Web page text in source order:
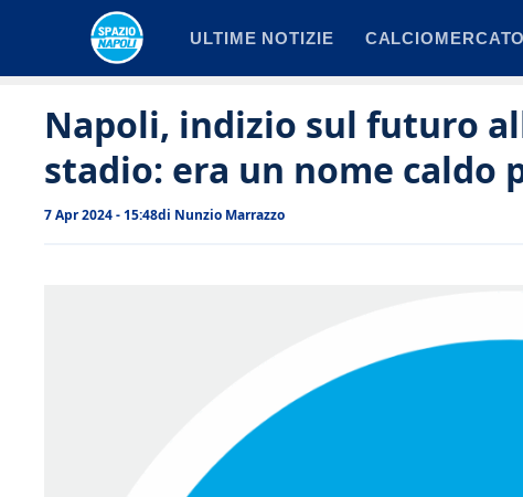
ULTIME NOTIZIE CALCIOMERCATO
Napoli, indizio sul futuro
stadio: era un nome caldo
7 Apr 2024 - 15:48di Nunzio Marrazzo